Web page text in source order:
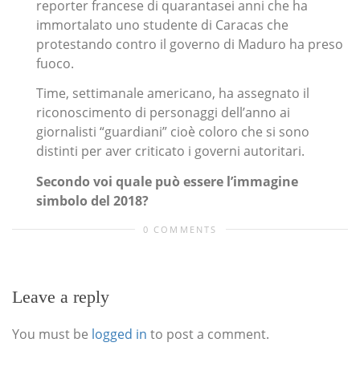
reporter francese di quarantasei anni che ha
immortalato uno studente di Caracas che
protestando contro il governo di Maduro ha preso
fuoco.
Time, settimanale americano, ha assegnato il
riconoscimento di personaggi dell’anno ai
giornalisti “guardiani” cioè coloro che si sono
distinti per aver criticato i governi autoritari.
Secondo voi quale può essere l’immagine
simbolo del 2018?
0 COMMENTS
Leave a reply
You must be logged in to post a comment.